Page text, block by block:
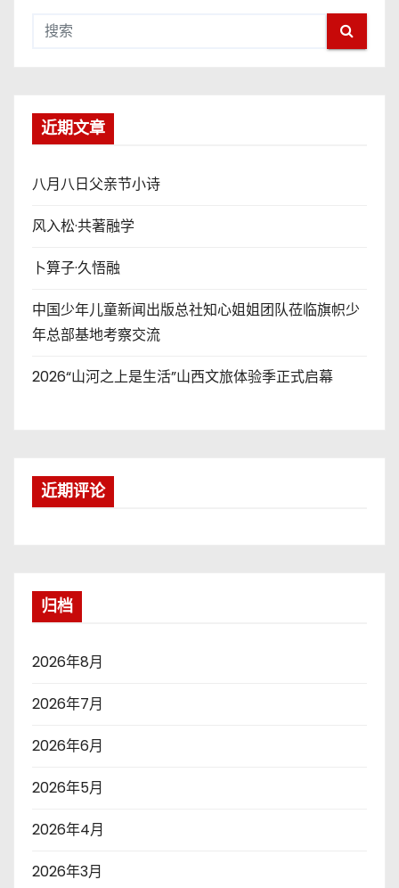
近期文章
八月八日父亲节小诗
风入松·共著融学
卜算子·久悟融
中国少年儿童新闻出版总社知心姐姐团队莅临旗帜少
年总部基地考察交流
2026“山河之上是生活”山西文旅体验季正式启幕
近期评论
归档
2026年8月
2026年7月
2026年6月
2026年5月
2026年4月
2026年3月